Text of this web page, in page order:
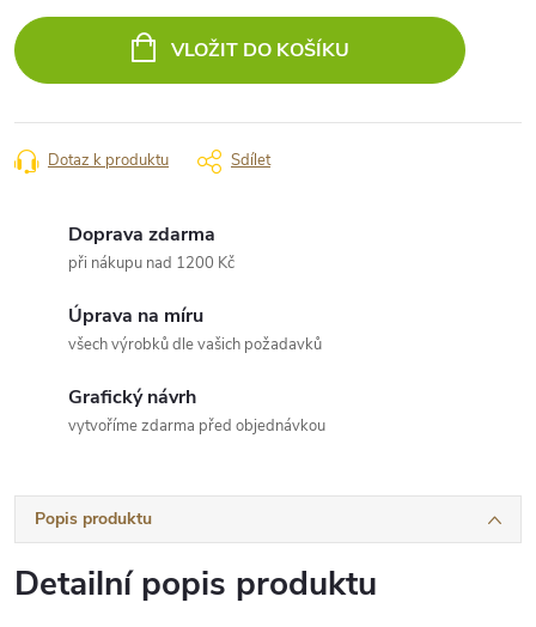
cena:
VLOŽIT DO KOŠÍKU
Dotaz k produktu Sdílet
Doprava zdarma
při nákupu nad 1200 Kč
Úprava na míru
všech výrobků dle vašich požadavků
Grafický návrh
vytvoříme zdarma před objednávkou
Popis produktu
Detailní popis produktu